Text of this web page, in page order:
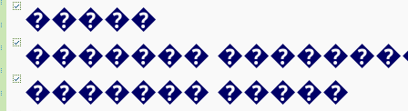
�����
�������
������� �����